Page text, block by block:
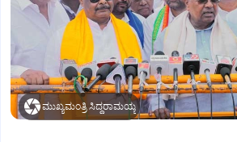
ಮುಖ್ಯಮಂತ್ರಿ ಸಿದ್ದರಾಮಯ್ಯ